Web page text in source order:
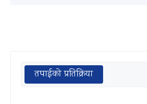
तपाईको प्रतिक्रिया